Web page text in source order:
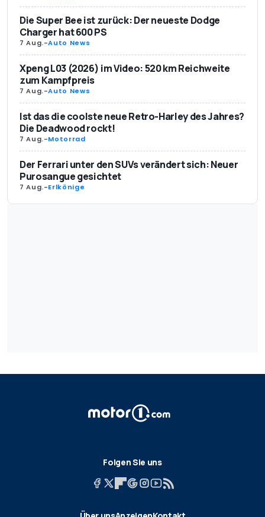
Die Super Bee ist zurück: Der neueste Dodge
Charger hat 600 PS
7 Aug.-Auto News
Xpeng L03 (2026) im Video: 520 km Reichweite
zum Kampfpreis
7 Aug.-Auto News
Ist das die coolste neue Retro-Harley des Jahres?
Die Deadwood rockt!
7 Aug.-Motorrad
Der Ferrari unter den SUVs verändert sich: Neuer
Purosangue gesichtet
7 Aug.-Erlkönige
Folgen Sie uns